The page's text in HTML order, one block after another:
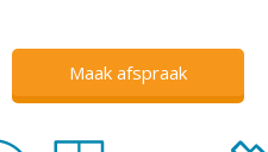
Maak afspraak